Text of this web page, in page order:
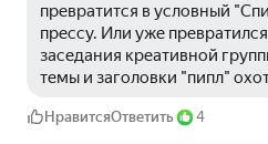
превратится в условный
прессу. Или уже
заседания креативной
темы и заголовки "пипл"
НравитсяОтветить 4